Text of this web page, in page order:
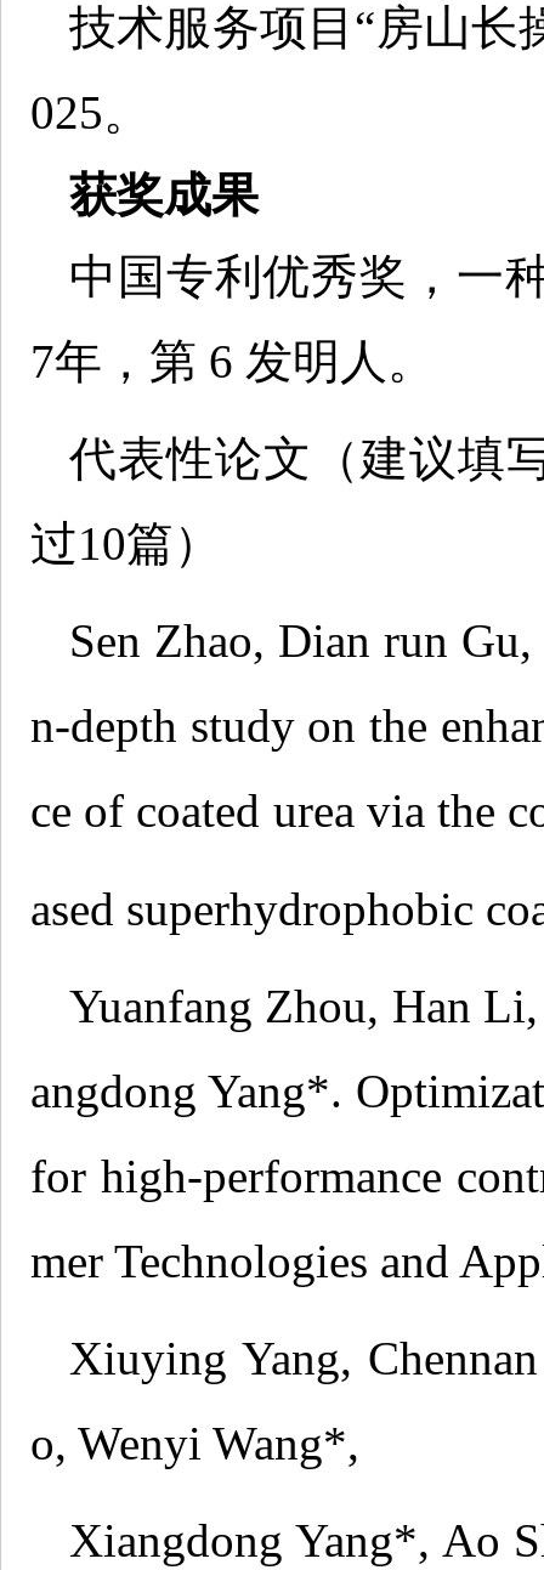
技术服务项目“房山长
025。
获奖成果
中国专利优秀奖，一
7年，第 6 发明人。
代表性论文（建议填
过10篇）
Sen Zhao, Dian run
n-depth study on the
ce of coated urea via the
ased superhydrophobic
Yuanfang Zhou, Han
angdong Yang*.
for high-performance
mer Technologies and
Xiuying Yang,
o, Wenyi Wang*,
Xiangdong Yang*, Ao